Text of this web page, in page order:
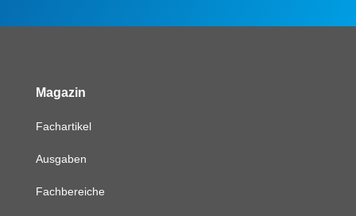
Magazin
Fachartikel
Ausgaben
Fachbereiche